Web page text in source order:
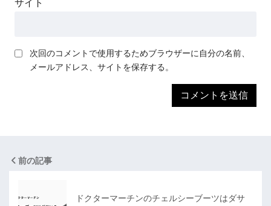
サイト
次回のコメントで使用するためブラウザーに自分の名前、
メールアドレス、サイトを保存する。
前の記事
ドクターマーチンのチェルシーブーツはダサ